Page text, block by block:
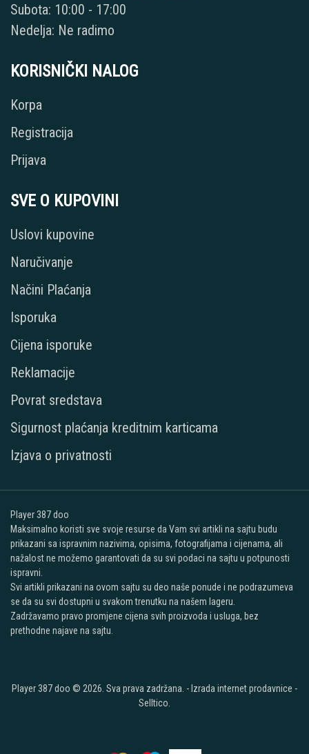
Subota: 10:00 - 17:00
Nedelja: Ne radimo
KORISNIČKI NALOG
Korpa
Registracija
Prijava
SVE O KUPOVINI
Uslovi kupovine
Naručivanje
Načini Plaćanja
Isporuka
Cijena isporuke
Reklamacije
Povrat sredstava
Sigurnost plaćanja kreditnim karticama
Izjava o privatnosti
Player 387 doo
Maksimalno koristi sve svoje resurse da Vam svi artikli na sajtu budu
prikazani sa ispravnim nazivima, opisima, fotografijama i cijenama, ali
nažalost ne možemo garantovati da su svi podaci na sajtu u potpunosti
ispravni.
Svi artikli prikazani na ovom sajtu su deo naše ponude i ne podrazumeva
se da su svi dostupni u svakom trenutku na našem lageru.
Zadržavamo pravo promjene cijena svih proizvoda i usluga, bez
prethodne najave na sajtu.
Player 387 doo © 2026. Sva prava zadržana. - Izrada internet prodavnice -
Selltico.